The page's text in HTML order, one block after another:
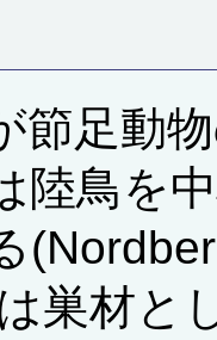
節足動
陸鳥を
巣材と